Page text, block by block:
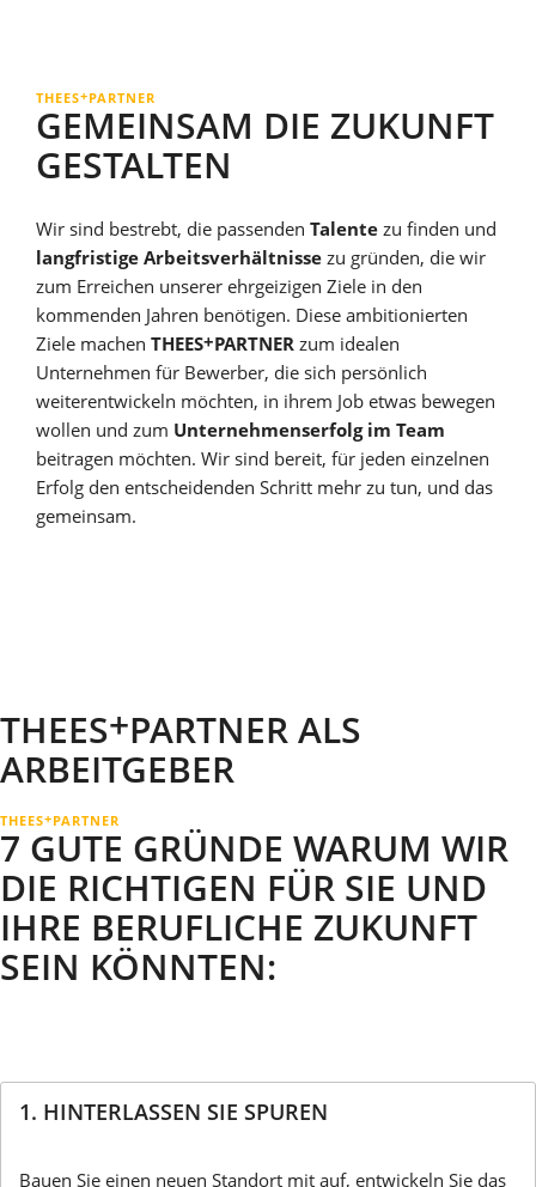
THEES+PARTNER
GEMEINSAM DIE ZUKUNFT
GESTALTEN
Wir sind bestrebt, die passenden Talente zu finden und
langfristige Arbeitsverhältnisse zu gründen, die wir
zum Erreichen unserer ehrgeizigen Ziele in den
kommenden Jahren benötigen. Diese ambitionierten
Ziele machen THEES+PARTNER zum idealen
Unternehmen für Bewerber, die sich persönlich
weiterentwickeln möchten, in ihrem Job etwas bewegen
wollen und zum Unternehmenserfolg im Team
beitragen möchten. Wir sind bereit, für jeden einzelnen
Erfolg den entscheidenden Schritt mehr zu tun, und das
gemeinsam.
THEES+PARTNER ALS
ARBEITGEBER
THEES+PARTNER
7 GUTE GRÜNDE WARUM WIR
DIE RICHTIGEN FÜR SIE UND
IHRE BERUFLICHE ZUKUNFT
SEIN KÖNNTEN:
1. HINTERLASSEN SIE SPUREN
Bau­en Sie einen neuen Standort mit auf, entwickeln Sie das